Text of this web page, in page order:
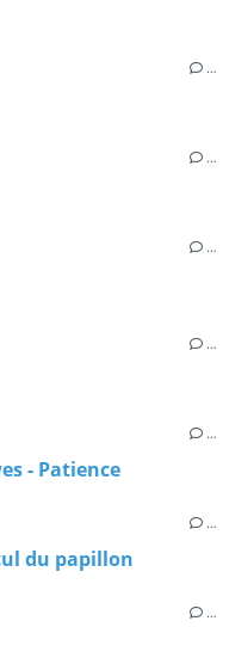
…
…
…
…
…
- Patience
…
du papillon
…